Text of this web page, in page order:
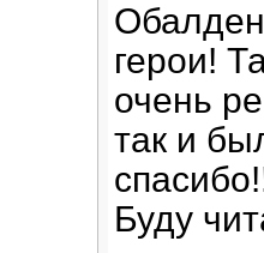
герои!
очень
так и
Буду